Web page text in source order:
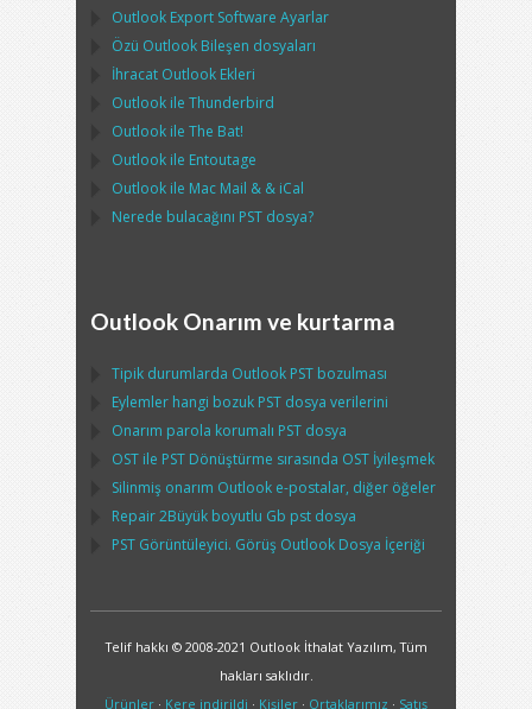
Outlook Export Software Ayarlar
Özü Outlook Bileşen dosyaları
İhracat Outlook Ekleri
Outlook ile Thunderbird
Outlook ile The Bat!
Outlook ile Entoutage
Outlook ile Mac Mail & & iCal
Nerede bulacağını PST dosya?
Outlook Onarım ve kurtarma
Tipik durumlarda Outlook PST bozulması
Eylemler hangi bozuk PST dosya verilerini
Onarım parola korumalı PST dosya
OST ile PST Dönüştürme sırasında OST İyileşmek
Silinmiş onarım Outlook e-postalar, diğer öğeler
Repair2Büyük boyutlu Gb pst dosya
PST Görüntüleyici. Görüş Outlook Dosya İçeriği
Telif hakkı © 2008-2021 Outlook İthalat Yazılım, Tüm
hakları saklıdır.
Ürünler · Kere indirildi · Kişiler · Ortaklarımız · Satış